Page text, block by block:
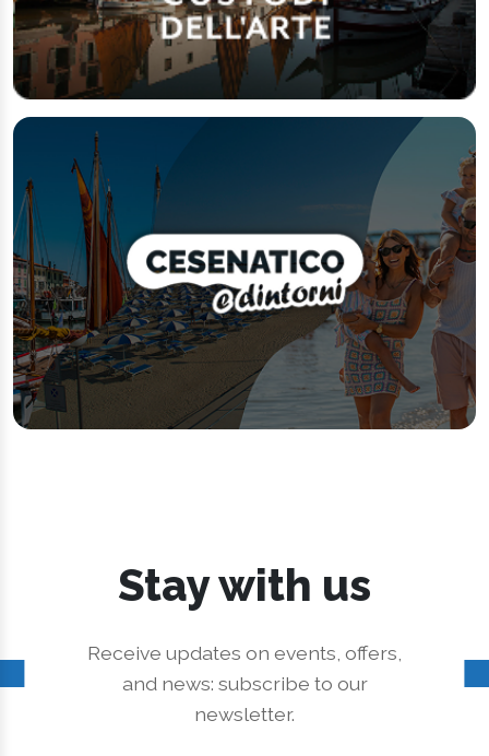
Stay with us
Receive updates on events, offers,
and news: subscribe to our
newsletter.